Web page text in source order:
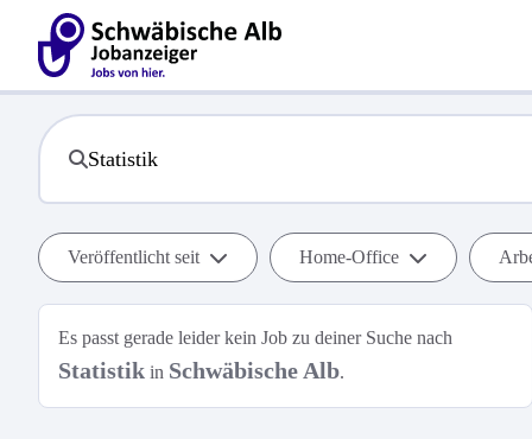
Veröffentlicht seit Home-Office
Es passt gerade leider kein Job zu deiner Suche nach
Statistik in Schwäbische Alb.